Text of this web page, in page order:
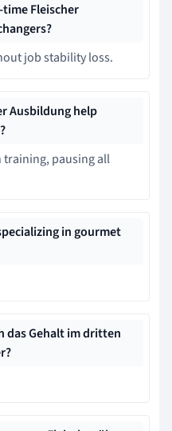
Fleischer
job stability loss.
Ausbildung help
training, pausing all
in gourmet
das Gehalt im dritten